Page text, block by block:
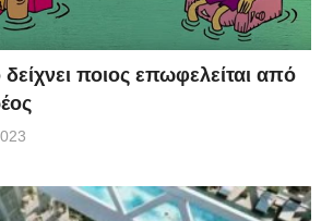
δείχνει ποιος επωφελείται από